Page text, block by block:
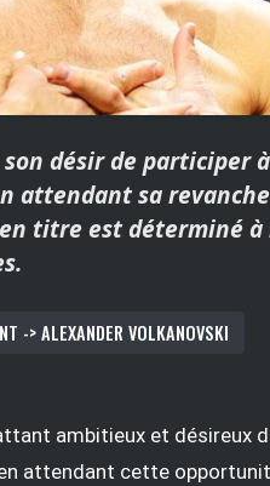
désir de participer
attendant sa
titre est déterminé
-> ALEXANDER VOLKANOVSKI
ambitieux et désireux
attendant cette